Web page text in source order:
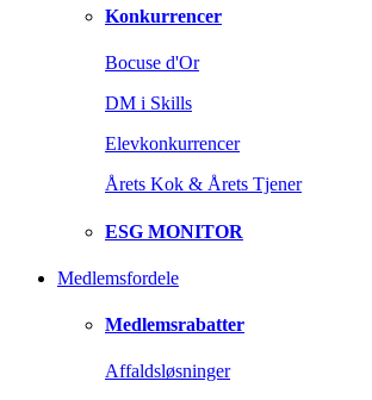
Konkurrencer
Bocuse d'Or
DM i Skills
Elevkonkurrencer
Årets Kok & Årets Tjener
ESG MONITOR
Medlemsfordele
Medlemsrabatter
Affaldsløsninger